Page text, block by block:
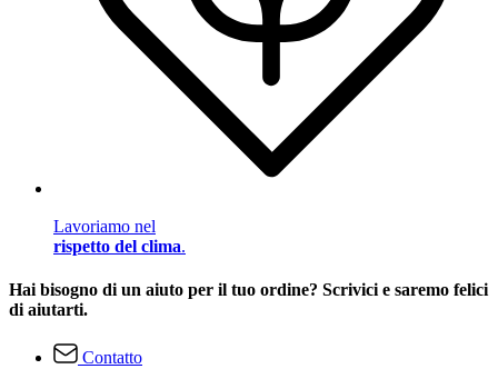
Lavoriamo nel
rispetto del clima.
Hai bisogno di un aiuto per il tuo ordine? Scrivici e saremo felici
di aiutarti.
Contatto